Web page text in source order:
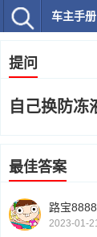
车主手册
提问
自己换防冻
最佳答案
路宝8888
2023-01-